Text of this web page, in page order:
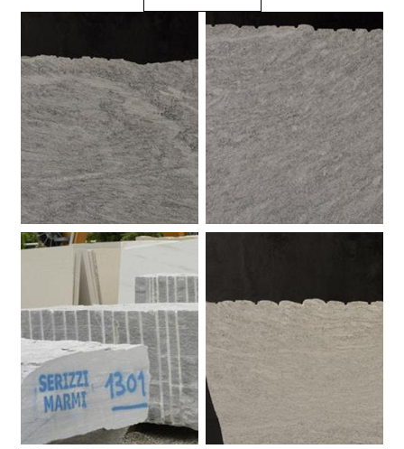
Beola Favalle. Beola Favalle.
Beola Favalle. Beola Favalle